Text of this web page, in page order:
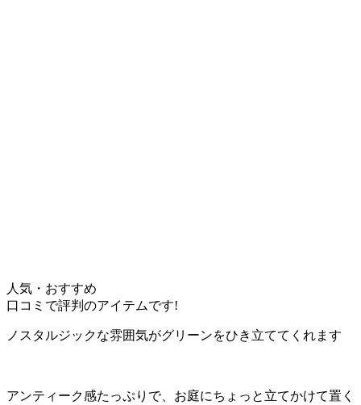
人気・おすすめ
口コミで評判のアイテムです!
ノスタルジックな雰囲気がグリーンをひき立ててくれます
アンティーク感たっぷりで、お庭にちょっと立てかけて置く